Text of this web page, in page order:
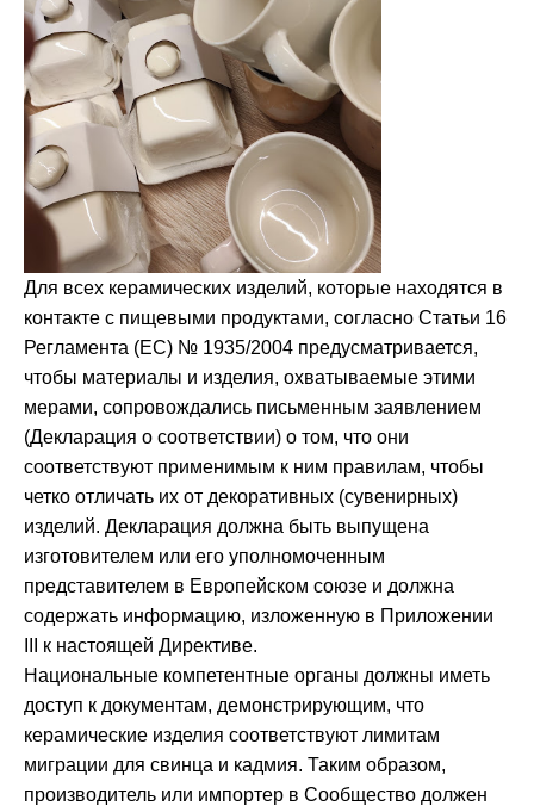
Для всех керамических изделий, которые находятся в
контакте с пищевыми продуктами, согласно Статьи 16
Регламента (ЕС) № 1935/2004 предусматривается,
чтобы материалы и изделия, охватываемые этими
мерами, сопровождались письменным заявлением
(Декларация о соответствии) о том, что они
соответствуют применимым к ним правилам, чтобы
четко отличать их от декоративных (сувенирных)
изделий. Декларация должна быть выпущена
изготовителем или его уполномоченным
представителем в Европейском союзе и должна
содержать информацию, изложенную в Приложении
III к настоящей Директиве.
Национальные компетентные органы должны иметь
доступ к документам, демонстрирующим, что
керамические изделия соответствуют лимитам
миграции для свинца и кадмия. Таким образом,
производитель или импортер в Сообщество должен